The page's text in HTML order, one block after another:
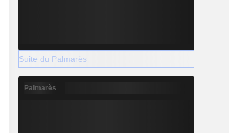
Suite du Palmarès
Palmarès